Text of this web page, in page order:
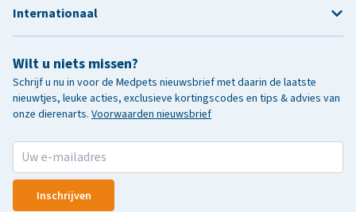
Wilt u niets missen?
Schrijf u nu in voor de Medpets nieuwsbrief met daarin de laatste
nieuwtjes, leuke acties, exclusieve kortingscodes en tips & advies van
onze dierenarts. Voorwaarden nieuwsbrief
Inschrijven
Internationaal